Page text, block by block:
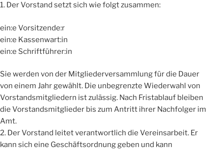
1. Der Vorstand setzt sich wie folgt zusammen:
ein:e Vorsitzende:r
ein:e Kassenwart:in
ein:e Schriftführer:in
Sie werden von der Mitgliederversammlung für die Dauer
von einem Jahr gewählt. Die unbegrenzte Wiederwahl von
Vorstandsmitgliedern ist zulässig. Nach Fristablauf bleiben
die Vorstandsmitglieder bis zum Antritt ihrer Nachfolger im
Amt.
2. Der Vorstand leitet verantwortlich die Vereinsarbeit. Er
kann sich eine Geschäftsordnung geben und kann